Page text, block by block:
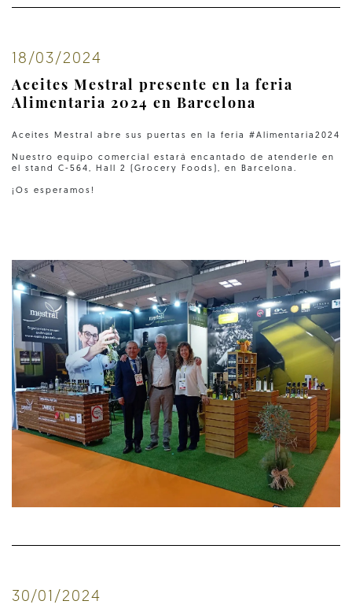
18/03/2024
Aceites Mestral presente en la feria
Alimentaria 2024 en Barcelona
Aceites Mestral abre sus puertas en la feria #Alimentaria2024
Nuestro equipo comercial estará encantado de atenderle en
el stand C-564, Hall 2 (Grocery Foods), en Barcelona.
¡Os esperamos!
30/01/2024